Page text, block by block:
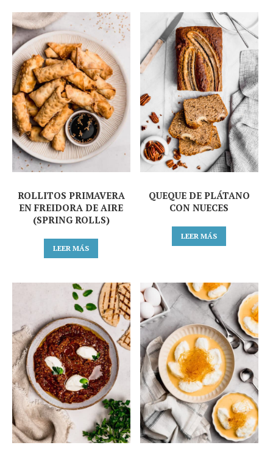
ROLLITOS PRIMAVERA
EN FREIDORA DE AIRE
(SPRING ROLLS)
LEER MÁS
QUEQUE DE PLÁTANO
CON NUECES
LEER MÁS